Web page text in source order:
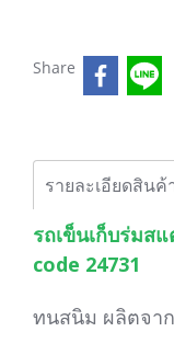
Share
รายละเอียดสินค้
รถเข็นเก็บร่มส
code 24731
ทนสนิม ผลิตจา